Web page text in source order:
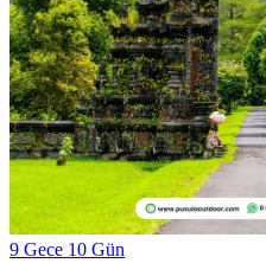
9 Gece 10 Gün